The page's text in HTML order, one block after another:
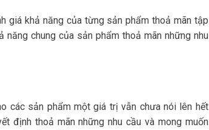
giá khả năng của từng sản phẩm thoả mãn tập
chung của sản phẩm thoả mãn những nhu
các sản phẩm một giá trị vẫn chưa nói lên hết
định thoả mãn những nhu cầu và mong muốn